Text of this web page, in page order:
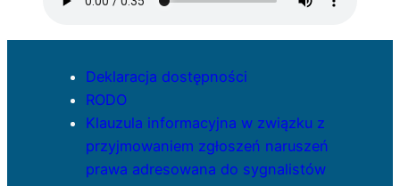
Deklaracja dostępności
RODO
Klauzula informacyjna w związku z
przyjmowaniem zgłoszeń naruszeń
prawa adresowana do sygnalistów